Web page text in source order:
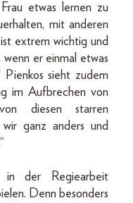
etwas lernen zu
mit anderen
extrem wichtig und
er einmal etwas
Pienkos sieht zudem
im Aufbrechen von
diesen starren
ganz anders und
der Regiearbeit
Denn besonders